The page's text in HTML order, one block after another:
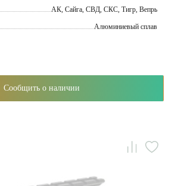
АК, Сайга, СВД, СКС, Тигр, Вепрь
Алюминиевый сплав
Сообщить о наличии